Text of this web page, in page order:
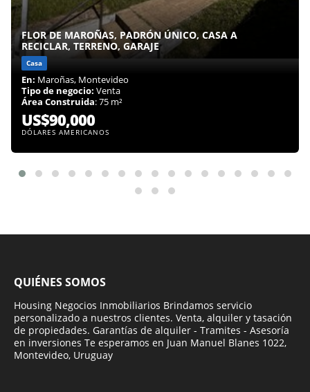
FLOR DE MAROÑAS, PADRÓN ÚNICO, CASA A
RECICLAR, TERRENO, GARAJE
Casa
En: Maroñas, Montevideo
Tipo de negocio: Venta
Área Construida: 75 m²
US$90,000
DÓLARES AMERICANOS
QUIÉNES SOMOS
Housing Negocios Inmobiliarios Brindamos servicio
personalizado a nuestros clientes. Venta, alquiler y tasación
de propiedades. Garantías de alquiler - Tramites - Asesoría
en inversiones Te esperamos en Juan Manuel Blanes 1022,
Montevideo, Uruguay